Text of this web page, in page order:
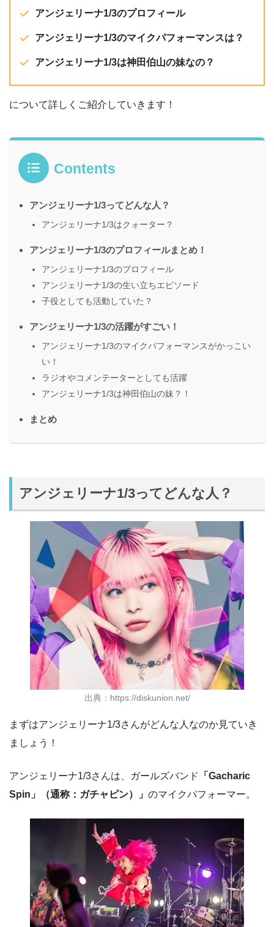
アンジェリーナ1/3のプロフィール
アンジェリーナ1/3のマイクパフォーマンスは？
アンジェリーナ1/3は神田伯山の妹なの？
について詳しくご紹介していきます！
Contents
アンジェリーナ1/3ってどんな人？
アンジェリーナ1/3はクォーター？
アンジェリーナ1/3のプロフィールまとめ！
アンジェリーナ1/3のプロフィール
アンジェリーナ1/3の生い立ちエピソード
子役としても活動していた？
アンジェリーナ1/3の活躍がすごい！
アンジェリーナ1/3のマイクパフォーマンスがかっこい
い！
ラジオやコメンテーターとしても活躍
アンジェリーナ1/3は神田伯山の妹？！
まとめ
アンジェリーナ1/3ってどんな人？
出典：https://diskunion.net/
まずはアンジェリーナ1/3さんがどんな人なのか見ていき
ましょう！
アンジェリーナ1/3さんは、ガールズバンド
「Gacharic
Spin」（通称：ガチャピン）」 のマイクパフォーマー。